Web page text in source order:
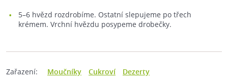
5–6 hvězd rozdrobíme. Ostatní slepujeme po třech
krémem. Vrchní hvězdu posypeme drobečky.
Zařazení: Moučníky Cukroví Dezerty